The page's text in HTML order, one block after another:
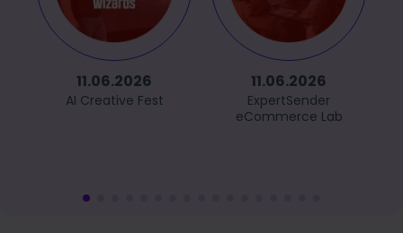
11.06.2026
AI Creative Fest
11.06.2026
ExpertSender
eCommerce Lab